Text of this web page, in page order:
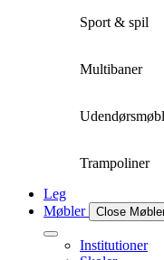
Sport & spil
Multibaner
Trampoliner
Leg
Møbler
Close
Institutioner